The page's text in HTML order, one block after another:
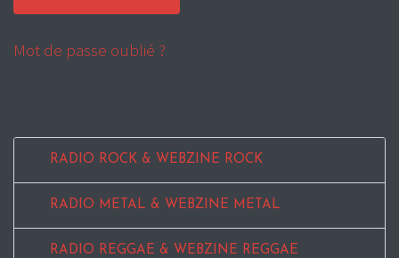
Mot de passe oublié ?
RADIO ROCK & WEBZINE ROCK
RADIO METAL & WEBZINE METAL
RADIO REGGAE & WEBZINE REGGAE